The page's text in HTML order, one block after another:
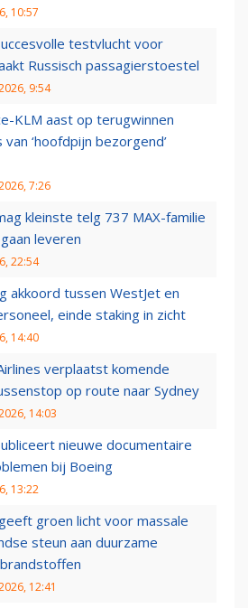
10:57
testvlucht voor
Russisch passagierstoestel
9:54
KLM aast op terugwinnen
‘hoofdpijn bezorgend’
7:26
kleinste telg 737 MAX-familie
leveren
22:54
akkoord tussen WestJet en
einde staking in zicht
14:40
verplaatst komende
op route naar Sydney
14:03
nieuwe documentaire
bij Boeing
13:22
groen licht voor massale
steun aan duurzame
12:41